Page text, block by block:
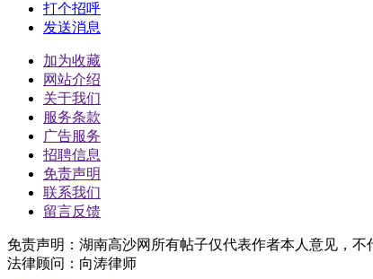
打个招呼
发送消息
加为收藏
网站介绍
关于我们
服务条款
广告服务
招聘信息
免责声明
联系我们
留言反馈
免责声明：湖南高沙网所有帖子仅代表作者本人意见，
法律顾问：向涛律师